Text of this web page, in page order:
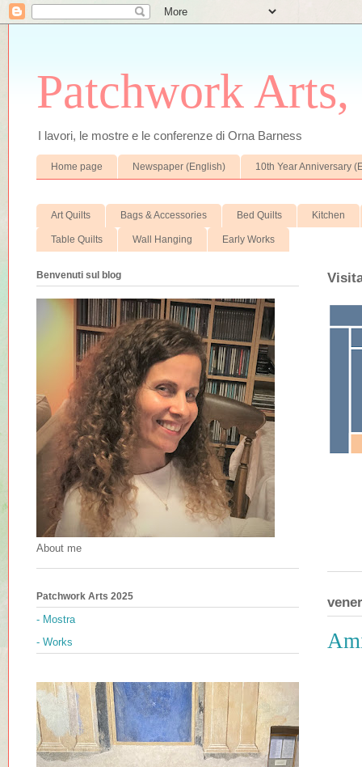
Patchwork
I lavori, le mostre e le conferenze di Orna Barness
Home page Newspaper (English) 10th Year Anniversary
Art Quilts Bags & Accessories Bed Quilts Kitchen
Table Quilts Wall Hanging Early Works
Benvenuti sul blog
About me
Patchwork Arts 2025
- Mostra
- Works